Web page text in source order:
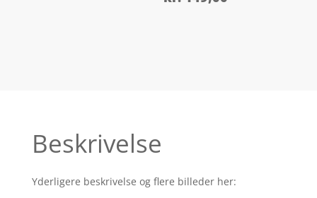
Beskrivelse
Yderligere beskrivelse og flere billeder her: